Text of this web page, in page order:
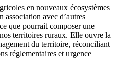
en nouveaux écosystèmes
association avec d’autres
que pourrait composer une
territoires ruraux. Elle ouvre la
du territoire, réconciliant
réglementaires et urgence